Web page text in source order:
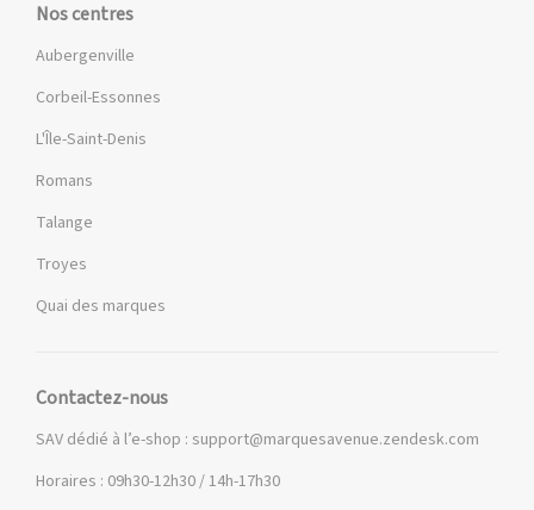
Nos centres
Aubergenville
Corbeil-Essonnes
L'Île-Saint-Denis
Romans
Talange
Troyes
Quai des marques
Contactez-nous
SAV dédié à l’e-shop : support@marquesavenue.zendesk.com
Horaires : 09h30-12h30 / 14h-17h30